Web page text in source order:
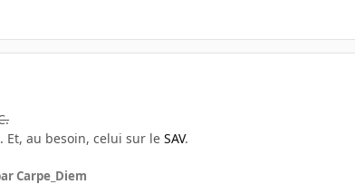
Et, au besoin, celui sur le SAV.
Carpe_Diem